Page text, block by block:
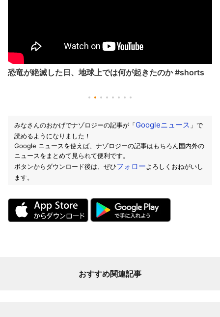
かわいそう…優しすぎて絶滅した海獣「ステラーカイギュ
みなさんのおかげでナゾロジーの記事が「Googleニュース 」で
読めるようになりました！
Google ニュースを使えば、ナゾロジーの記事はもちろん国内外の
ニュースをまとめて見られて便利です。
ボタンからダウンロード後は、ぜひフォローよろしくおねがいし
ます。
おすすめ関連記事